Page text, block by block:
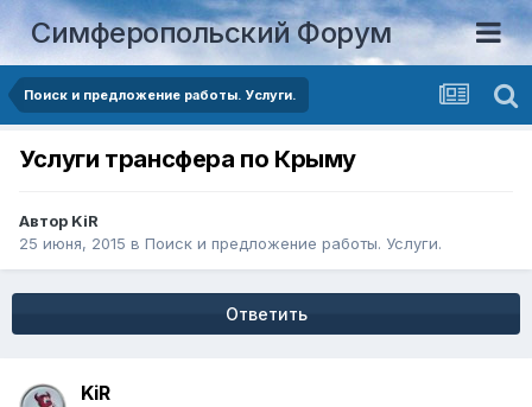
Симферопольский Форум
Поиск и предложение работы. Услуги.
Услуги трансфера по Крыму
Автор KiR
25 июня, 2015 в Поиск и предложение работы. Услуги.
Ответить
KiR